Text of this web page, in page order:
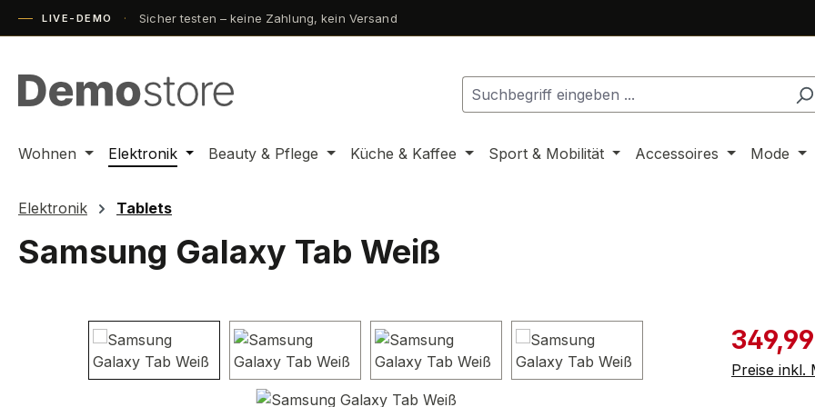
Hauptinhalt springen
Zur Suche springen
Zur Hauptnavigation springen
LIVE-DEMO Sicher testen – keine Zahlung, kein Versand
Wohnen Elektronik Beauty & Pflege Küche & Kaffee Sport & Mobilität Accessoires Mode
Elektronik Tablets
Samsung Galaxy Tab Weiß
Bildergalerie überspringen
Preise inkl.